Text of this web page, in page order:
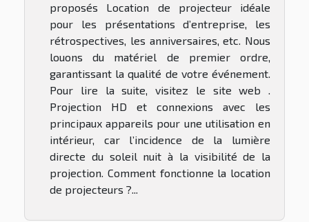
proposés Location de projecteur idéale
pour les présentations d’entreprise, les
rétrospectives, les anniversaires, etc. Nous
louons du matériel de premier ordre,
garantissant la qualité de votre événement.
Pour lire la suite, visitez le site web .
Projection HD et connexions avec les
principaux appareils pour une utilisation en
intérieur, car l’incidence de la lumière
directe du soleil nuit à la visibilité de la
projection. Comment fonctionne la location
de projecteurs ?...